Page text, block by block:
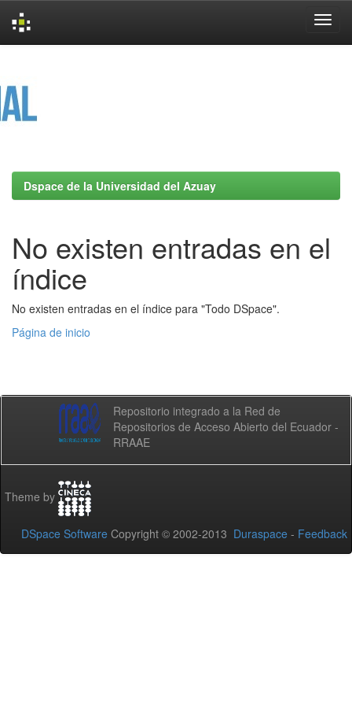
Dspace de la Universidad del Azuay
No existen entradas en el
índice
No existen entradas en el índice para "Todo DSpace".
Página de inicio
Repositorio integrado a la Red de
Repositorios de Acceso Abierto del Ecuador -
RRAAE
Theme by
DSpace Software Copyright © 2002-2013 Duraspace - Feedback